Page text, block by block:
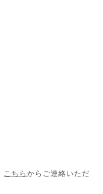
こちら からご連絡いただ